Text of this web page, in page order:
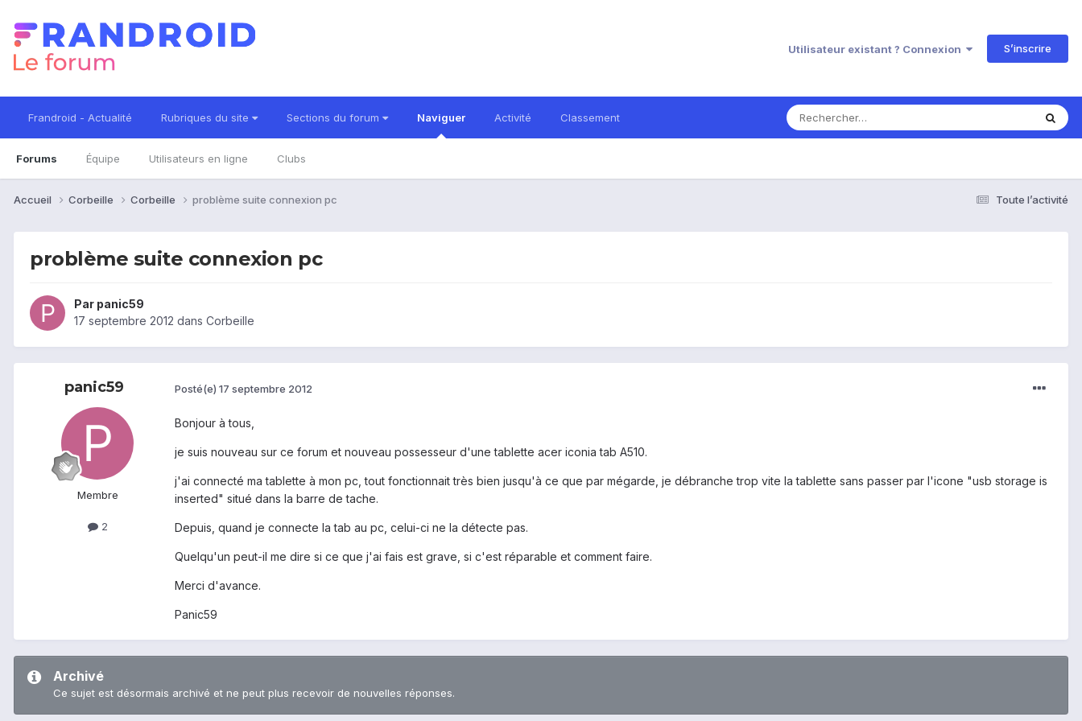
Utilisateur existant ? Connexion S’inscrire
Frandroid - Actualité Rubriques du site Sections du forum Naviguer
Forums Équipe Utilisateurs en ligne Clubs
Activité Classement
Toute l’activité
Accueil Corbeille Corbeille problème suite connexion pc
problème suite connexion pc
Par panic59
17 septembre 2012 dans Corbeille
panic59
Membre
2
Posté(e) 17 septembre 2012
Bonjour à tous,
je suis nouveau sur ce forum et nouveau possesseur d'une tablette acer iconia tab A510.
j'ai connecté ma tablette à mon pc, tout fonctionnait très bien jusqu'à ce que par mégarde, je débranche trop vite la tablette sans passer par l'icone "usb storage is
inserted" situé dans la barre de tache.
Depuis, quand je connecte la tab au pc, celui-ci ne la détecte pas.
Quelqu'un peut-il me dire si ce que j'ai fais est grave, si c'est réparable et comment faire.
Merci d'avance.
Panic59
Archivé
Ce sujet est désormais archivé et ne peut plus recevoir de nouvelles réponses.